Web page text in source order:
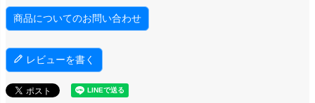
商品についてのお問い合わせ
レビューを書く